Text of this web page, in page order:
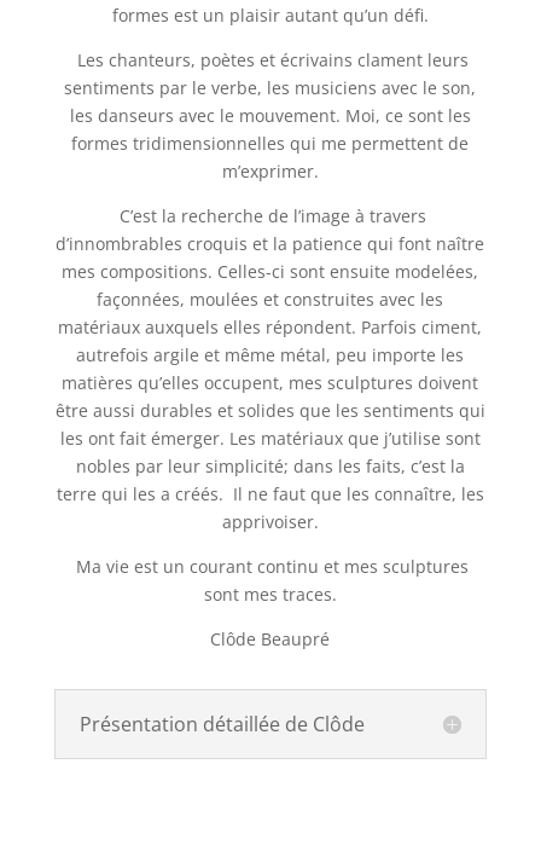
formes est un plaisir autant qu’un défi.
Les chanteurs, poètes et écrivains clament leurs
sentiments par le verbe, les musiciens avec le son,
les danseurs avec le mouvement. Moi, ce sont les
formes tridimensionnelles qui me permettent de
m’exprimer.
C’est la recherche de l’image à travers
d’innombrables croquis et la patience qui font naître
mes compositions. Celles-ci sont ensuite modelées,
façonnées, moulées et construites avec les
matériaux auxquels elles répondent. Parfois ciment,
autrefois argile et même métal, peu importe les
matières qu’elles occupent, mes sculptures doivent
être aussi durables et solides que les sentiments qui
les ont fait émerger. Les matériaux que j’utilise sont
nobles par leur simplicité; dans les faits, c’est la
terre qui les a créés. Il ne faut que les connaître, les
apprivoiser.
Ma vie est un courant continu et mes sculptures
sont mes traces.
Clôde Beaupré
Présentation détaillée de Clôde